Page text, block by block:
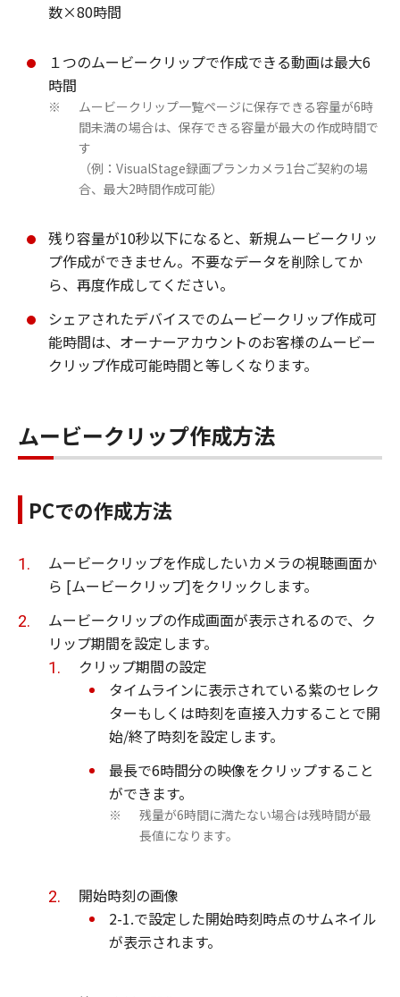
数×80時間
１つのムービークリップで作成できる動画は最大6
時間
※
ムービークリップ一覧ページに保存できる容量が6時
間未満の場合は、保存できる容量が最大の作成時間で
す
（例：VisualStage録画プランカメラ1台ご契約の場
合、最大2時間作成可能）
残り容量が10秒以下になると、新規ムービークリッ
プ作成ができません。不要なデータを削除してか
ら、再度作成してください。
シェアされたデバイスでのムービークリップ作成可
能時間は、オーナーアカウントのお客様のムービー
クリップ作成可能時間と等しくなります。
ムービークリップ作成方法
PCでの作成方法
ムービークリップを作成したいカメラの視聴画面か
ら [ムービークリップ]をクリックします。
ムービークリップの作成画面が表示されるので、ク
リップ期間を設定します。
クリップ期間の設定
タイムラインに表示されている紫のセレク
ターもしくは時刻を直接入力することで開
始/終了時刻を設定します。
最長で6時間分の映像をクリップすること
ができます。
※
残量が6時間に満たない場合は残時間が最
長値になります。
開始時刻の画像
2-1.で設定した開始時刻時点のサムネイル
が表示されます。